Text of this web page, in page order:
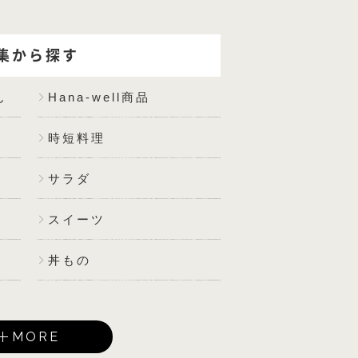
から探す
Hana-well商品
時短料理
サラダ
スイーツ
丼もの
MORE